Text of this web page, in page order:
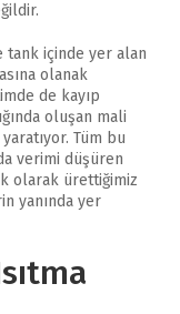
tank içinde yer alan
olanak
de kayıp
oluşan mali
Tüm bu
verimi düşüren
olarak ürettiğimiz
yanında yer